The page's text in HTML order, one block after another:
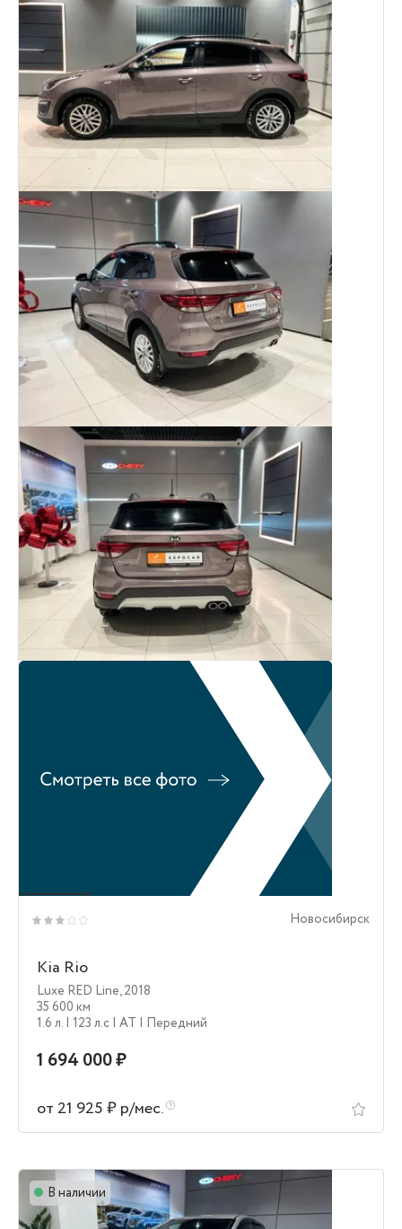
Новосибирск
Kia Rio
Luxe RED Line,2018
35 600 км
1.6 л. | 123 л.c | AT | Передний
1 694 000 ₽
от 21 925 ₽ р/мес.
В наличии